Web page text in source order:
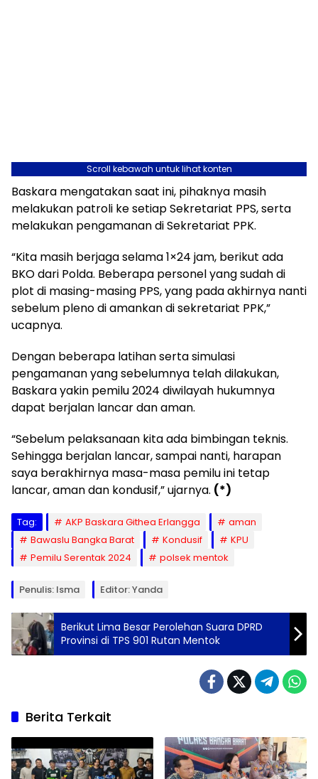
Scroll kebawah untuk lihat konten
Baskara mengatakan saat ini, pihaknya masih
melakukan patroli ke setiap Sekretariat PPS, serta
melakukan pengamanan di Sekretariat PPK.
“Kita masih berjaga selama 1×24 jam, berikut ada
BKO dari Polda. Beberapa personel yang sudah di
plot di masing-masing PPS, yang pada akhirnya nanti
sebelum pleno di amankan di sekretariat PPK,”
ucapnya.
Dengan beberapa latihan serta simulasi
pengamanan yang sebelumnya telah dilakukan,
Baskara yakin pemilu 2024 diwilayah hukumnya
dapat berjalan lancar dan aman.
“Sebelum pelaksanaan kita ada bimbingan teknis.
Sehingga berjalan lancar, sampai nanti, harapan
saya berakhirnya masa-masa pemilu ini tetap
lancar, aman dan kondusif,” ujarnya. (*)
Tag: AKP Baskara Githea Erlangga
aman
Bawaslu Bangka Barat
Kondusif
KPU
Pemilu Serentak 2024
polsek mentok
Penulis: Isma Editor: Yanda
Berikut Lima Besar Perolehan Suara DPRD
Provinsi di TPS 901 Rutan Mentok
Berita Terkait